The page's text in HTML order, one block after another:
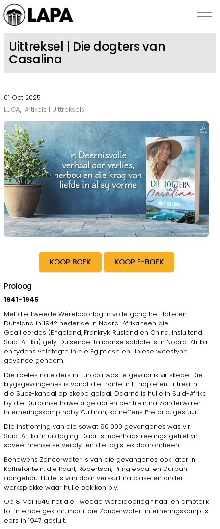
NUUS
SKRYWERS
ROMANZA
OOR LAPA
KONTAK ONS
Uittreksel | Die dogters van
Casalina
01 Oct 2025
LUCA Artikels | Uittreksels
KOOP BOEK KOOP E-BOEK
Proloog
1941–1945
Met die Tweede Wêreldoorlog in volle gang het Italië en
Duitsland in 1942 nederlae in Noord-Afrika teen die
Geallieerdes (Engeland, Frankryk, Rusland en China, insluitend
Suid-Afrika) gely. Duisende Italiaanse soldate is in Noord-Afrika
en tydens veldtogte in die Egiptiese en Libiese woestyne
gevange geneem.
Die roetes na elders in Europa was te gevaarlik vir skepe. Die
krygsgevangenes is vanaf die fronte in Ethiopië en Eritrea in
die Suez-kanaal op skepe gelaai. Daarná is hulle in Suid-Afrika
by die Durbanse hawe afgelaai en per trein na Zonderwater-
interneringskamp naby Cullinan, so neffens Pretoria, gestuur.
Die instroming van die sowat 90 000 gevangenes was vir
Suid-Afrika ’n uitdaging. Daar is inderhaas reëlings getref vir
soveel mense se verblyf en die logistiek daaromheen.
Benewens Zonderwater is van die gevangenes ook later in
Koffiefontein, die Paarl, Robertson, Pringlebaai en Durban
aangehou. Hulle is van daar verskuif na plase en ander
werksplekke waar hulle ook kon bly.
Op 8 Mei 1945 het die Tweede Wêreldoorlog finaal en amptelik
tot ’n einde gekom, maar die Zonderwater-interneringskamp is
eers in 1947 gesluit.